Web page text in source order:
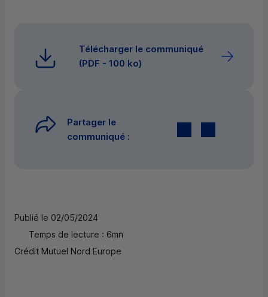
Télécharger le communiqué
(PDF - 100 ko)
Partager le
communiqué :
Publié le 02/05/2024
Temps de lecture : 6mn
Crédit Mutuel Nord Europe